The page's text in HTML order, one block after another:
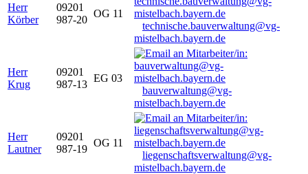
Herr
Körber
09201
987-20
OG 11
technische.bauverwaltung@vg-
mistelbach.bayern.de
Herr
Krug
09201
987-13
EG 03
bauverwaltung@vg-
mistelbach.bayern.de
Herr
Lautner
09201
987-19
OG 11
liegenschaftsverwaltung@vg-
mistelbach.bayern.de